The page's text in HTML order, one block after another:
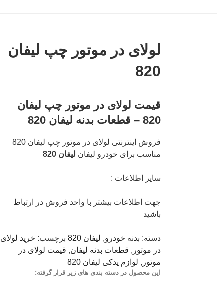
لولای در موتور چپ لیفان
820
قیمت لولای در موتور چپ لیفان
820 – قطعات بدنه لیفان 820
فروش اینترنتی لولای در موتور چپ لیفان 820
مناسب برای خودرو لیفان لیفان 820
سایر اطلاعات :
جهت اطلاعات بیشتر با واحد فروش در ارتباط
باشید
دسته: بدنه خودرو, لیفان 820 برچسب: خرید لولای
در موتور , قطعات بدنه لیفان, قیمت لولای در
موتور , لوازم یدکی لیفان 820
این محصول در دسته بندی های زیر قرار گرفته: